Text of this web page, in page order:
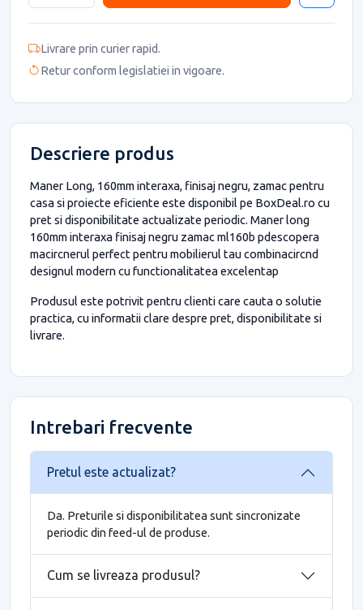
Livrare prin curier rapid.
Retur conform legislatiei in vigoare.
Descriere produs
Maner Long, 160mm interaxa, finisaj negru, zamac pentru
casa si proiecte eficiente este disponibil pe BoxDeal.ro cu
pret si disponibilitate actualizate periodic. Maner long
160mm interaxa finisaj negru zamac ml160b pdescopera
macircnerul perfect pentru mobilierul tau combinacircnd
designul modern cu functionalitatea excelentap
Produsul este potrivit pentru clienti care cauta o solutie
practica, cu informatii clare despre pret, disponibilitate si
livrare.
Intrebari frecvente
Pretul este actualizat?
Da. Preturile si disponibilitatea sunt sincronizate
periodic din feed-ul de produse.
Cum se livreaza produsul?